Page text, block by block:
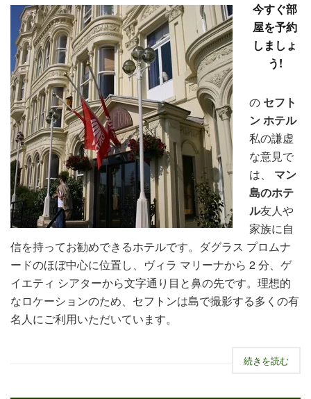
今すぐ部
屋を予約
しましょ
う!
の セフト
ン ホテル
私の謙虚
な意見で
は、 マン
島のホテ
ル友人や
家族に自
信を持ってお勧めできるホテルです。ダグラス プロムナ
ードのほぼ中心に位置し、ヴィラ マリーナから 2 分、ゲ
イエティ シアターから文字通り目と鼻の先です。理想的
なロケーションのため、セフトンは島で撮影する多くの有
名人にご利用いただいています。
続きを読む